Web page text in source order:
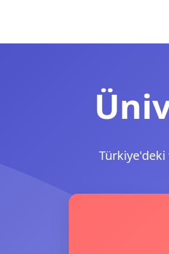
Türkiye'deki